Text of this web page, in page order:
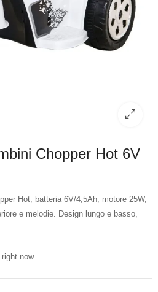
Chopper Hot 6V
Hot, batteria 6V/4,5Ah, motore 25W,
e melodie. Design lungo e basso,
now